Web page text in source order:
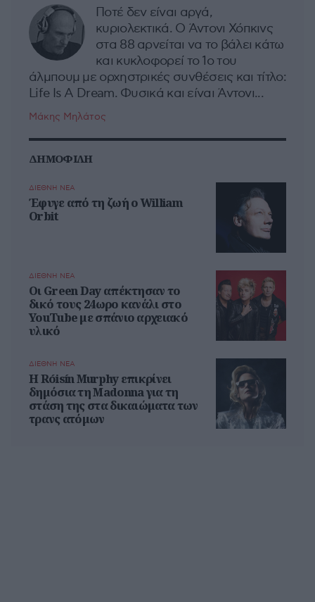
Ποτέ δεν είναι αργά,
κυριολεκτικά. Ο Άντονι Χόπκινς
στα 88 αρνείται να το βάλει κάτω
και κυκλοφορεί το 1ο του
άλμπουμ με ορχηστρικές συνθέσεις και τίτλο:
Life Is A Dream. Φυσικά και είναι Άντονι...
Μάκης Μηλάτος
ΔΗΜΟΦΙΛΗ
ΔΙΕΘΝΗ ΝΕΑ
Έφυγε από τη ζωή ο William
Orbit
ΔΙΕΘΝΗ ΝΕΑ
Οι Green Day απέκτησαν το
δικό τους 24ωρο κανάλι στο
YouTube με σπάνιο αρχειακό
υλικό
ΔΙΕΘΝΗ ΝΕΑ
Η Róisín Murphy επικρίνει
δημόσια τη Madonna για τη
στάση της στα δικαιώματα των
τρανς ατόμων